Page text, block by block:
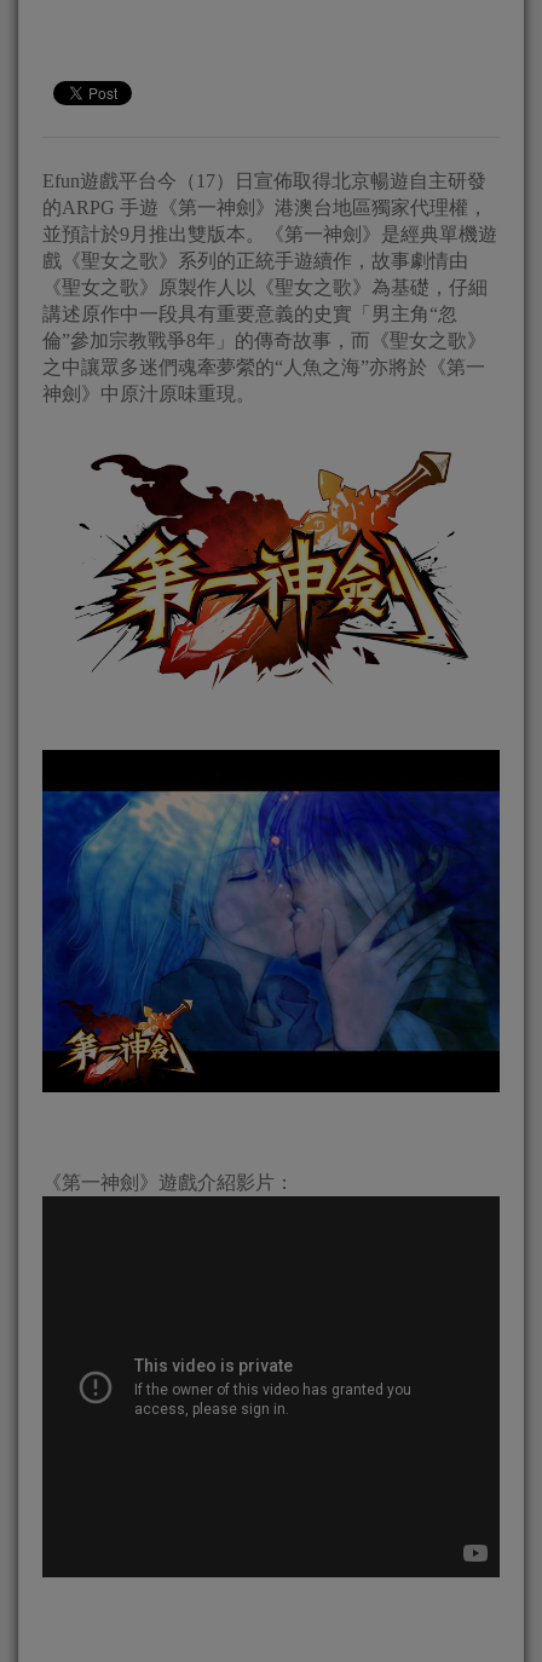
Efun遊戲平台今（17）日宣佈取得北京暢遊自主研發
的ARPG 手遊《第一神劍》港澳台地區獨家代理權，
並預計於9月推出雙版本。《第一神劍》是經典單機遊
戲《聖女之歌》系列的正統手遊續作，故事劇情由
《聖女之歌》原製作人以《聖女之歌》為基礎，仔細
講述原作中一段具有重要意義的史實「男主角“忽
倫”參加宗教戰爭8年」的傳奇故事，而《聖女之歌》
之中讓眾多迷們魂牽夢縈的“人魚之海”亦將於《第一
神劍》中原汁原味重現。
《第一神劍》遊戲介紹影片：